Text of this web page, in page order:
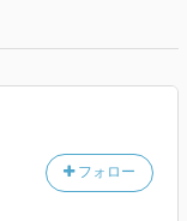
フォロー